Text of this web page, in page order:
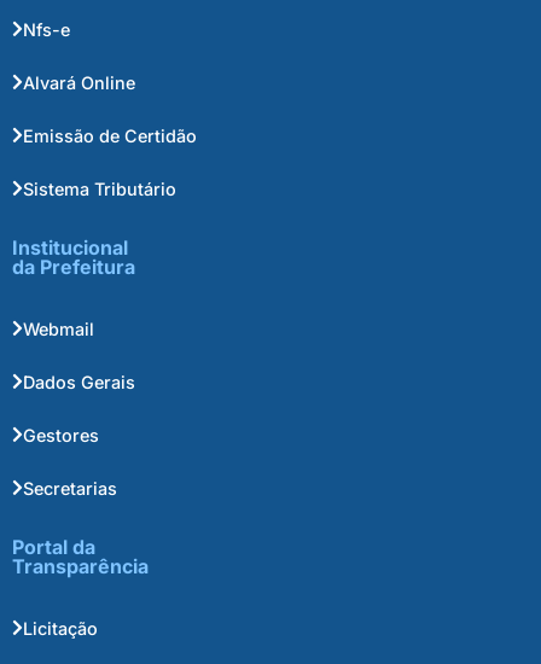
Nfs-e
Alvará Online
Emissão de Certidão
Sistema Tributário
Institucional
da Prefeitura
Webmail
Dados Gerais
Gestores
Secretarias
Portal da
Transparência
Licitação